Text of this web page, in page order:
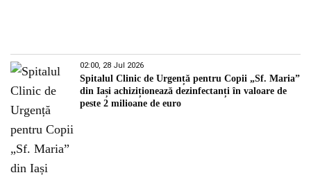
02:00, 28 Jul 2026
Spitalul Clinic de Urgență pentru Copii „Sf. Maria”
din Iași achiziționează dezinfectanți în valoare de
peste 2 milioane de euro